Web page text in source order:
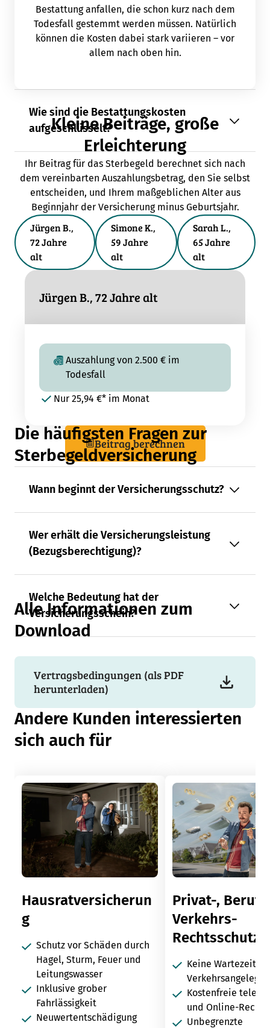
Bestattung anfallen, die schon kurz nach dem
Todesfall gestemmt werden müssen. Natürlich
können die Kosten dabei stark variieren – vor
allem nach oben hin.
Wie sind die Bestattungskosten
aufgeschlüsselt?
Kleine Beiträge, große
Erleichterung
Ihr Beitrag für das Sterbegeld berechnet sich nach
dem vereinbarten Auszahlungsbetrag, den Sie selbst
entscheiden, und Ihrem maßgeblichen Alter aus
Beginnjahr der Versicherung minus Geburtsjahr.
Jürgen B.,
72 Jahre
alt
Simone K.,
59 Jahre
alt
Sarah L.,
65 Jahre
alt
Jürgen B., 72 Jahre alt
Auszahlung von 2.500 € im
Todesfall
Nur 25,94 €* im Monat
Beitrag berechnen
Die häufigsten Fragen zur
Sterbegeldversicherung
Wann beginnt der Versicherungsschutz?
Wer erhält die Versicherungsleistung
(Bezugsberechtigung)?
Welche Bedeutung hat der
Versicherungsschein?
Alle Informationen zum
Download
Vertragsbedingungen (als PDF
herunterladen)
Andere Kunden interessierten
sich auch für
Hausratversicherun
g
Schutz vor Schäden durch
Hagel, Sturm, Feuer und
Leitungswasser
Inklusive grober
Fahrlässigkeit
Neuwertentschädigung
Privat-,
Verkehrs-
Rechtsschutz
Keine Wartezeit in
Kostenfreie
und Online-
Unbegrenzte